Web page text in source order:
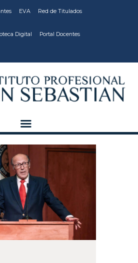
EVA Red de Titulados
Digital Portal Docentes